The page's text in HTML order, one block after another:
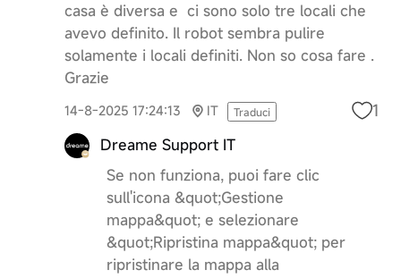
casa è diversa e ci sono solo tre locali che
avevo definito. Il robot sembra pulire
solamente i locali definiti. Non so cosa fare .
Grazie
14-8-2025 17:24:13 IT Traduci 1
Dreame Support IT
Se non funziona, puoi fare clic
sull'icona &quot;Gestione
mappa&quot; e selezionare
&quot;Ripristina mappa&quot; per
ripristinare la mappa alla